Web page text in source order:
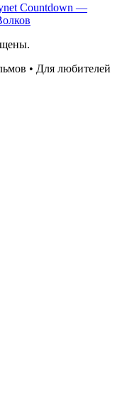
Countdown —
• Для любителей